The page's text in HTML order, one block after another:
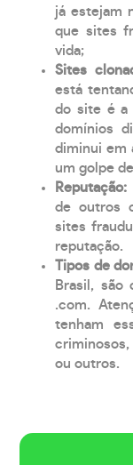
já estejam
que sites
vida;
Sites
está
do site é a
domínios
diminui em
um golpe
Reputação:
de outros
sites
reputação.
Tipos de
Brasil, são
.com.
tenham
ou outros.